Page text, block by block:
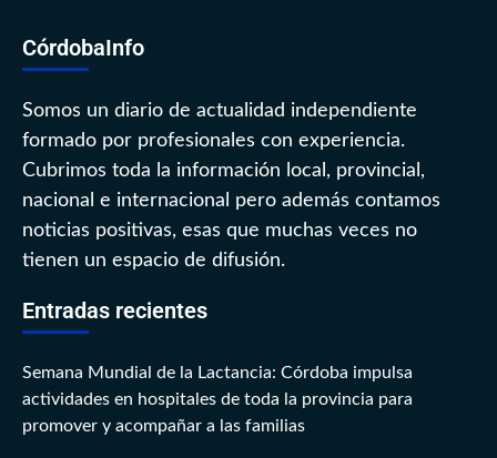
CórdobaInfo
Somos un diario de actualidad independiente
formado por profesionales con experiencia.
Cubrimos toda la información local, provincial,
nacional e internacional pero además contamos
noticias positivas, esas que muchas veces no
tienen un espacio de difusión.
Entradas recientes
Semana Mundial de la Lactancia: Córdoba impulsa
actividades en hospitales de toda la provincia para
promover y acompañar a las familias